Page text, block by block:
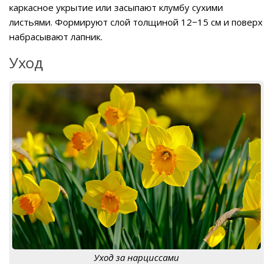
каркасное укрытие или засыпают клумбу сухими
листьями. Формируют слой толщиной 12−15 см и поверх
набрасывают лапник.
Уход
Уход за нарциссами